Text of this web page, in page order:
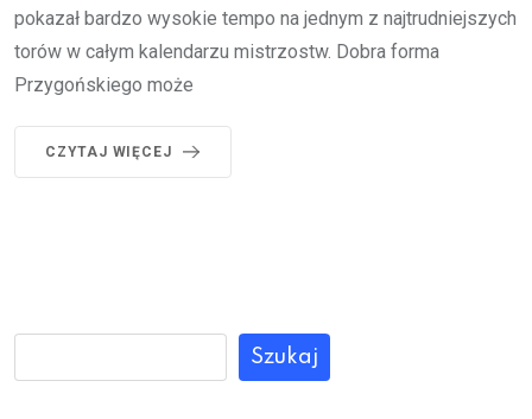
pokazał bardzo wysokie tempo na jednym z najtrudniejszych
torów w całym kalendarzu mistrzostw. Dobra forma
Przygońskiego może
CZYTAJ WIĘCEJ
Szukaj